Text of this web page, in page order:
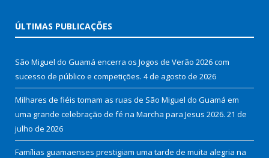
ÚLTIMAS PUBLICAÇÕES
São Miguel do Guamá encerra os Jogos de Verão 2026 com
sucesso de público e competições. 4 de agosto de 2026
Milhares de fiéis tomam as ruas de São Miguel do Guamá em
uma grande celebração de fé na Marcha para Jesus 2026. 21 de
julho de 2026
Famílias guamaenses prestigiam uma tarde de muita alegria na